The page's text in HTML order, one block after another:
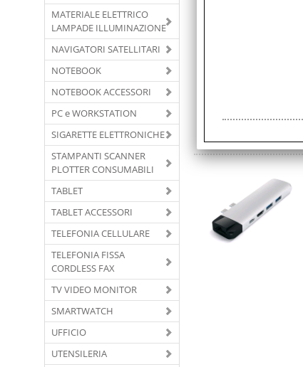
MATERIALE ELETTRICO
LAMPADE ILLUMINAZIONE
NAVIGATORI SATELLITARI
NOTEBOOK
NOTEBOOK ACCESSORI
PC e WORKSTATION
SIGARETTE ELETTRONICHE
STAMPANTI SCANNER
PLOTTER CONSUMABILI
TABLET
TABLET ACCESSORI
TELEFONIA CELLULARE
TELEFONIA FISSA
CORDLESS FAX
TV VIDEO MONITOR
SMARTWATCH
UFFICIO
UTENSILERIA